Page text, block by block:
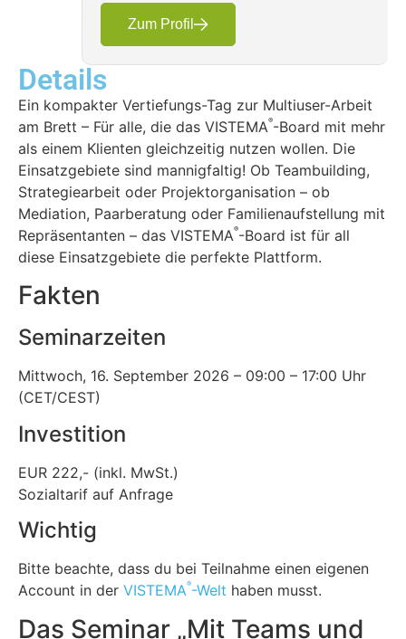
Zum Profil
Details
Ein kompakter Vertiefungs-Tag zur Multiuser-Arbeit
am Brett – Für alle, die das VISTEMA®-Board mit mehr
als einem Klienten gleichzeitig nutzen wollen. Die
Einsatzgebiete sind mannigfaltig! Ob Teambuilding,
Strategiearbeit oder Projektorganisation – ob
Mediation, Paarberatung oder Familienaufstellung mit
Repräsentanten – das VISTEMA®-Board ist für all
diese Einsatzgebiete die perfekte Plattform.
Fakten
Seminarzeiten
Mittwoch, 16. September 2026 – 09:00 – 17:00 Uhr
(CET/CEST)
Investition
EUR 222,- (inkl. MwSt.)
Sozialtarif auf Anfrage
Wichtig
Bitte beachte, dass du bei Teilnahme einen eigenen
Account in der VISTEMA®-Welt haben musst.
Das Seminar „Mit Teams und